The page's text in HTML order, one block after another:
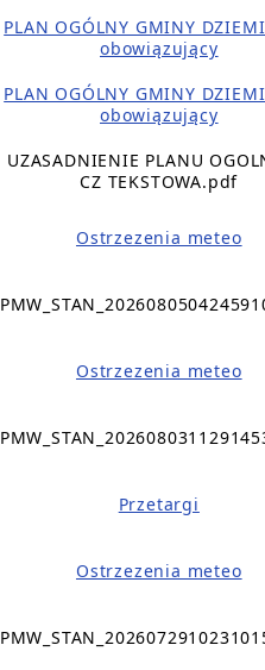
PLAN OGÓLNY GMINY
obowiązujący
PLAN OGÓLNY GMINY
obowiązujący
UZASADNIENIE PLANU
CZ TEKSTOWA.pdf
Ostrzezenia meteo
Ostrzezenia meteo
Przetargi
Ostrzezenia meteo